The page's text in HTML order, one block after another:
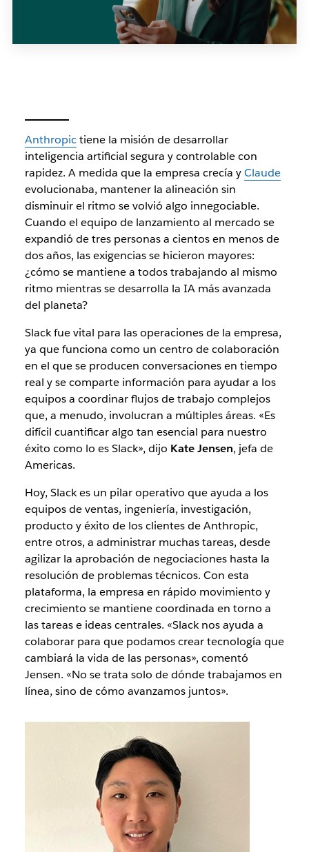
Anthropictiene la misión de desarrollar
inteligencia artificial segura y controlable con
rapidez. A medida que la empresa crecía yClaude
evolucionaba, mantener la alineación sin
disminuir el ritmo se volvió algo innegociable.
Cuando el equipo de lanzamiento al mercado se
expandió de tres personas a cientos en menos de
dos años, las exigencias se hicieron mayores:
¿cómo se mantiene a todos trabajando al mismo
ritmo mientras se desarrolla la IA más avanzada
del planeta?
Slack fue vital para las operaciones de la empresa,
ya que funciona como un centro de colaboración
en el que se producen conversaciones en tiempo
real y se comparte información para ayudar a los
equipos a coordinar flujos de trabajo complejos
que, a menudo, involucran a múltiples áreas. «Es
difícil cuantificar algo tan esencial para nuestro
éxito como lo es Slack», dijo Kate Jensen, jefa de
Americas.
Hoy, Slack es un pilar operativo que ayuda a los
equipos de ventas, ingeniería, investigación,
producto y éxito de los clientes de Anthropic,
entre otros, a administrar muchas tareas, desde
agilizar la aprobación de negociaciones hasta la
resolución de problemas técnicos. Con esta
plataforma, la empresa en rápido movimiento y
crecimiento se mantiene coordinada en torno a
las tareas e ideas centrales. «Slack nos ayuda a
colaborar para que podamos crear tecnología que
cambiará la vida de las personas», comentó
Jensen. «No se trata solo de dónde trabajamos en
línea, sino de cómo avanzamos juntos».